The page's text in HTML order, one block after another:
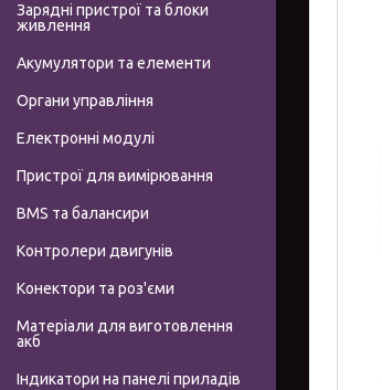
Зарядні пристрої та блоки
живлення
Акумулятори та елементи
Органи управління
Електронні модулі
Пристрої для вимірювання
BMS та балансири
Контролери двигунів
Конектори та роз'єми
Матеріали для виготовлення
акб
Індикатори на панелі приладів